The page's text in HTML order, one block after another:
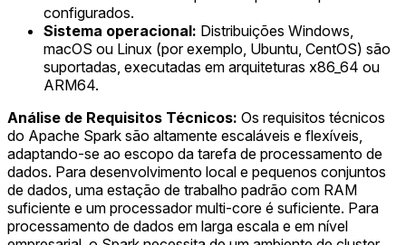
configurados.
Sistema operacional: Distribuições Windows,
macOS ou Linux (por exemplo, Ubuntu, CentOS) são
suportadas, executadas em arquiteturas x86_64 ou
ARM64.
Análise de Requisitos Técnicos: Os requisitos técnicos
do Apache Spark são altamente escaláveis e flexíveis,
adaptando-se ao escopo da tarefa de processamento de
dados. Para desenvolvimento local e pequenos conjuntos
de dados, uma estação de trabalho padrão com RAM
suficiente e um processador multi-core é suficiente. Para
processamento de dados em larga escala e em nível